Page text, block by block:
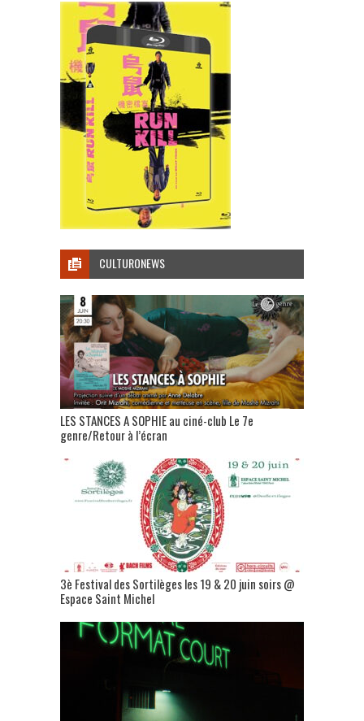
CULTURONEWS
LES STANCES A SOPHIE au ciné-club Le 7e
genre/Retour à l’écran
3è Festival des Sortilèges les 19 & 20 juin soirs @
Espace Saint Michel